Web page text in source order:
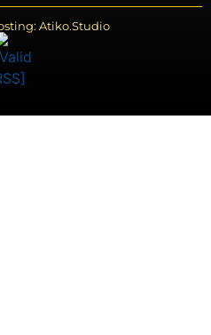
Atiko.Studio